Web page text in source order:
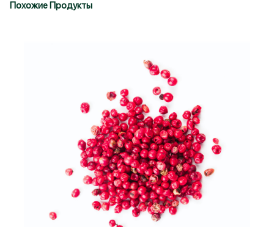
Запомнить меня
Или
Похожие Продукты
Добавить в корзину